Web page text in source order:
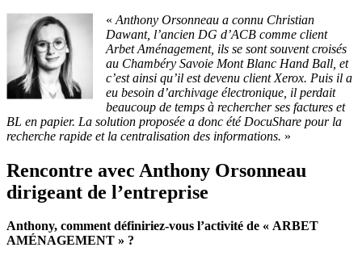
« Anthony Orsonneau a connu Christian
Dawant, l’ancien DG d’ACB comme client
Arbet Aménagement, ils se sont souvent croisés
au Chambéry Savoie Mont Blanc Hand Ball, et
c’est ainsi qu’il est devenu client Xerox. Puis il a
eu besoin d’archivage électronique, il perdait
beaucoup de temps à rechercher ses factures et
BL en papier. La solution proposée a donc été DocuShare pour la
recherche rapide et la centralisation des informations. »
Rencontre avec Anthony Orsonneau
dirigeant de l’entreprise
Anthony, comment définiriez-vous l’activité de « ARBET
AMÉNAGEMENT » ?